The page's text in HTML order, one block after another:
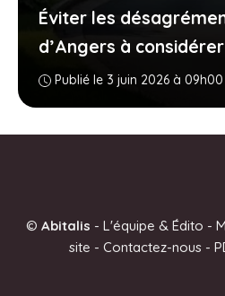
Éviter les
d’Angers à
Publié le 3 juin 2026 à 09h00
© Abitalis - L'équipe & Édito -
site - Contactez-nous -